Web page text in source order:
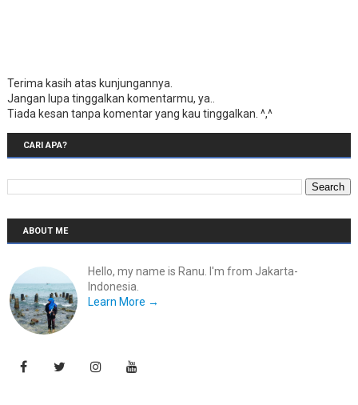
Terima kasih atas kunjungannya.
Jangan lupa tinggalkan komentarmu, ya..
Tiada kesan tanpa komentar yang kau tinggalkan. ^,^
CARI APA?
ABOUT ME
Hello, my name is Ranu. I'm from Jakarta-
Indonesia.
Learn More →